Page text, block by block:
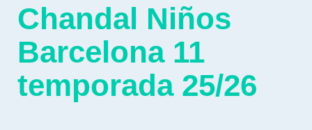
Chandal Niños
Barcelona 11
temporada 25/26